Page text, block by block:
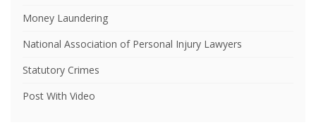
Money Laundering
National Association of Personal Injury Lawyers
Statutory Crimes
Post With Video